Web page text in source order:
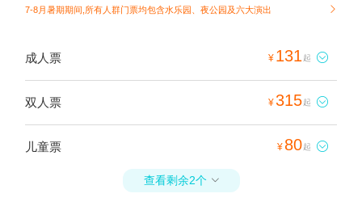
7-8月暑期期间,所有人群门票均包含水乐园、夜公园及六大演出 
成人票 ¥ 131 起 
双人票 ¥315起 
儿童票 ¥ 80起 
查看剩余2个 